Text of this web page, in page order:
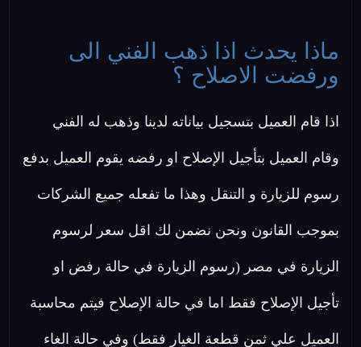
ماذا يحدث اذا ذهب الفني الى
ورفضت الاصلاح ؟
اذا قام العميل بتسجيل بياناته لدينا وذهب له الفني
وقام العميل بتأجيل الإصلاح او رفضه يقوم العميل بدفع
رسوم للزيارة و التنقل وهذا ما تفعله جميع الشركات
بموجب القانون ونحن نضمن لك اقل سعر لرسوم
الزيارة في مصر (رسوم الزيارة في حالة رفض او
تأجيل الإصلاح فقط اما في حالة الإصلاح فيتم محاسبة
العميل علي ثمن قطعة الغيار فقط) وفي حالة الغاء